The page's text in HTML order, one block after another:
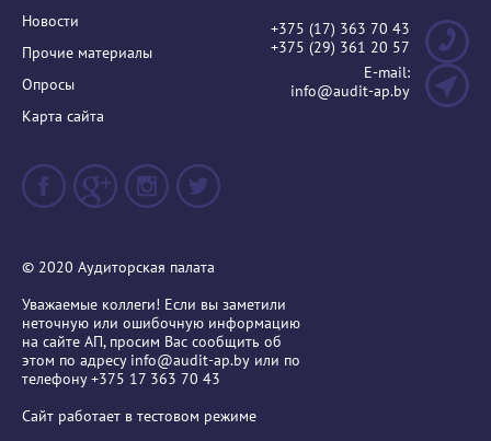
Новости
Прочие материалы
Опросы
Карта сайта
+375 (17) 363 70 43
+375 (29) 361 20 57
E-mail:
info@audit-ap.by
© 2020 Аудиторская палата
Уважаемые коллеги! Если вы заметили
неточную или ошибочную информацию
на сайте АП, просим Вас сообщить об
этом по адресу info@audit-ap.by или по
телефону +375 17 363 70 43
Сайт работает в тестовом режиме